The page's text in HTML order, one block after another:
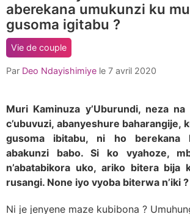
comment
count
is:
aberekana umukunzi ku
gusoma igitabu ?
Vie de couple
Par Deo Ndayishimiye le 7 avril 2020
Muri Kaminuza y’Uburundi, neza
c’ubuvuzi, abanyeshure baharangije,
gusoma ibitabu, ni ho berekana
abakunzi babo. Si ko vyahoze,
n’abatabikora uko, ariko bitera bija
rusangi. None iyo vyoba biterwa n’iki ?
Ni je jenyene maze kubibona ?